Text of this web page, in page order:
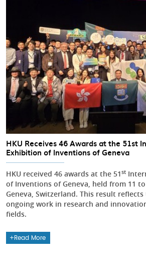
HKU Receives 46 Awards at the 51st
Exhibition of Inventions of Geneva
HKU received 46 awards at the 51st
of Inventions of Geneva, held from 11
Geneva, Switzerland. This result reflects
ongoing work in research and
fields.
Read More